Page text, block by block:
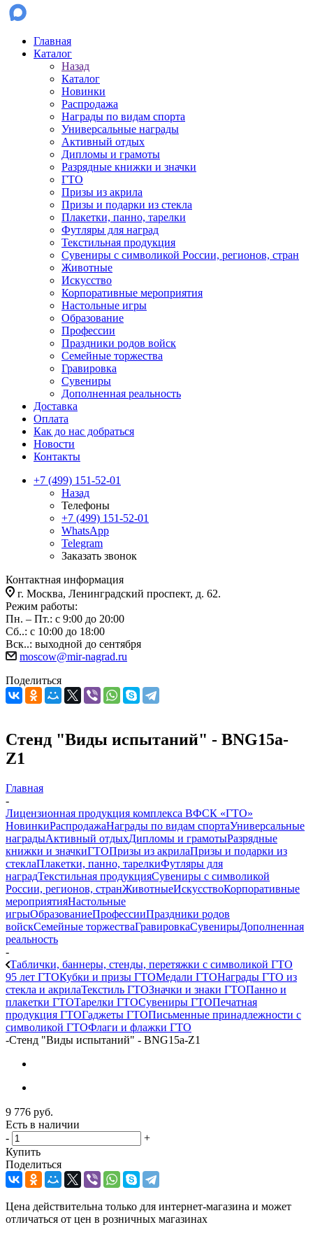
Главная
Каталог
Назад
Каталог
Новинки
Распродажа
Награды по видам спорта
Универсальные награды
Активный отдых
Дипломы и грамоты
Разрядные книжки и значки
ГТО
Призы из акрила
Призы и подарки из стекла
Плакетки, панно, тарелки
Футляры для наград
Текстильная продукция
Сувениры с символикой России, регионов, стран
Животные
Искусство
Корпоративные мероприятия
Настольные игры
Образование
Профессии
Праздники родов войск
Семейные торжества
Гравировка
Сувениры
Дополненная реальность
Доставка
Оплата
Как до нас добраться
Новости
Контакты
+7 (499) 151-52-01
Назад
Телефоны
+7 (499) 151-52-01
WhatsApp
Telegram
Заказать звонок
Контактная информация
г. Москва, Ленинградский проспект, д. 62.
Режим работы:
Пн. – Пт.: с 9:00 до 20:00
Сб..: с 10:00 до 18:00
Вск..: выходной до сентября
moscow@mir-nagrad.ru
Поделиться
Стенд "Виды испытаний" - BNG15a-
Z1
Главная
-
Лицензионная продукция комплекса ВФСК «ГТО»
НовинкиРаспродажаНаграды по видам спортаУниверсальные
наградыАктивный отдыхДипломы и грамотыРазрядные
книжки и значкиГТОПризы из акрилаПризы и подарки из
стеклаПлакетки, панно, тарелкиФутляры для
наградТекстильная продукцияСувениры с символикой
России, регионов, странЖивотныеИскусствоКорпоративные
мероприятияНастольные
игрыОбразованиеПрофессииПраздники родов
войскСемейные торжестваГравировкаСувенирыДополненная
реальность
-
Таблички, баннеры, стенды, перетяжки с символикой ГТО
95 лет ГТОКубки и призы ГТОМедали ГТОНаграды ГТО из
стекла и акрилаТекстиль ГТОЗначки и знаки ГТОПанно и
плакетки ГТОТарелки ГТОСувениры ГТОПечатная
продукция ГТОГаджеты ГТОПисьменные принадлежности с
символикой ГТОФлаги и флажки ГТО
-Стенд "Виды испытаний" - BNG15a-Z1
9 776 руб.
Есть в наличии
-
+
Купить
Поделиться
Цена действительна только для интернет-магазина и может
отличаться от цен в розничных магазинах